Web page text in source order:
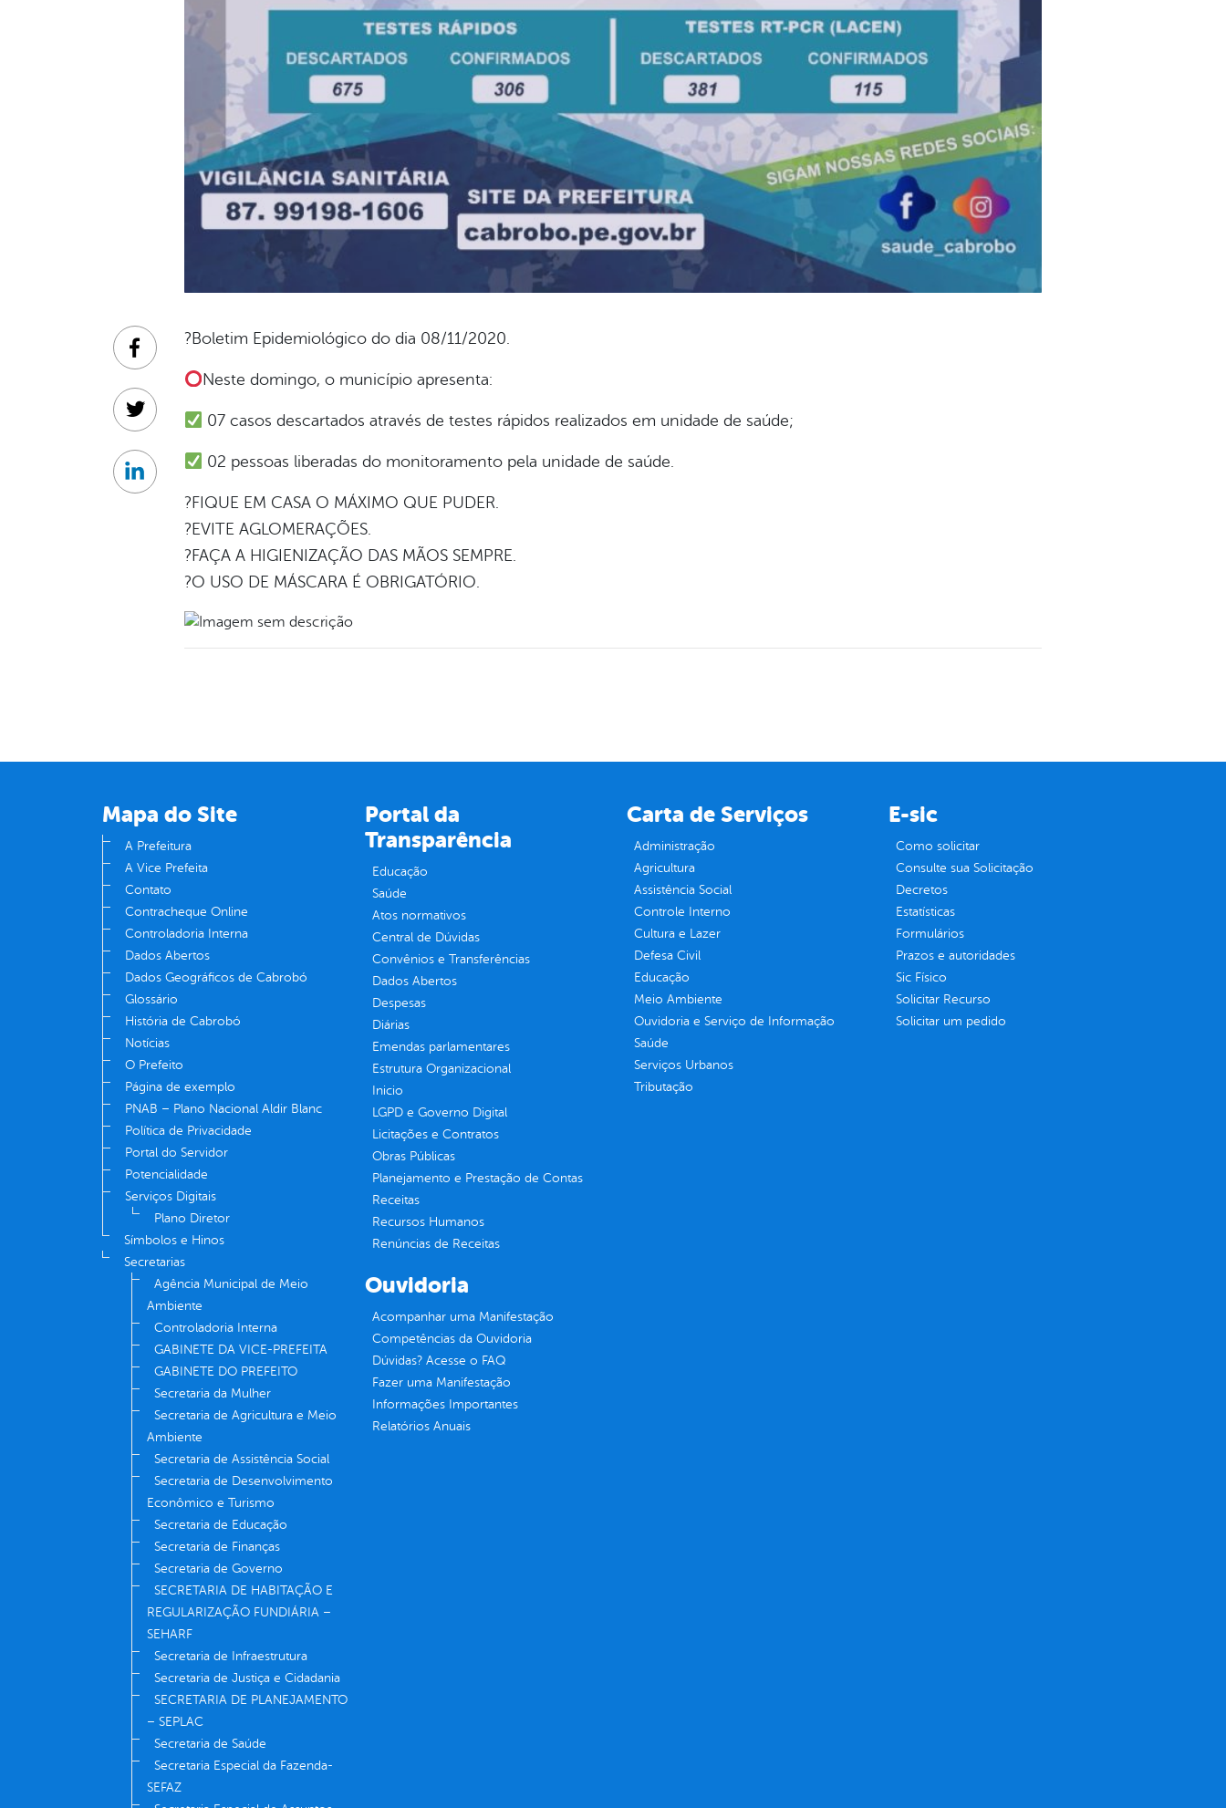
?Boletim Epidemiológico do dia 08/11/2020.
Neste domingo, o município apresenta:
07 casos descartados através de testes rápidos realizados em unidade de saúde;
02 pessoas liberadas do monitoramento pela unidade de saúde.
?FIQUE EM CASA O MÁXIMO QUE PUDER.
?EVITE AGLOMERAÇÕES.
?FAÇA A HIGIENIZAÇÃO DAS MÃOS SEMPRE.
?O USO DE MÁSCARA É OBRIGATÓRIO.
Facebook
Twitter
Linkedin
Mapa do Site
A Prefeitura
A Vice Prefeita
Contato
Contracheque Online
Controladoria Interna
Dados Abertos
Dados Geográficos de Cabrobó
Glossário
História de Cabrobó
Notícias
O Prefeito
Página de exemplo
PNAB – Plano Nacional Aldir Blanc
Política de Privacidade
Portal do Servidor
Potencialidade
Serviços Digitais
Plano Diretor
Símbolos e Hinos
Secretarias
Agência Municipal de Meio
Ambiente
Controladoria Interna
GABINETE DA VICE-PREFEITA
GABINETE DO PREFEITO
Secretaria da Mulher
Secretaria de Agricultura e Meio
Ambiente
Secretaria de Assistência Social
Secretaria de Desenvolvimento
Econômico e Turismo
Secretaria de Educação
Secretaria de Finanças
Secretaria de Governo
SECRETARIA DE HABITAÇÃO E
REGULARIZAÇÃO FUNDIÁRIA –
SEHARF
Secretaria de Infraestrutura
Secretaria de Justiça e Cidadania
SECRETARIA DE PLANEJAMENTO
– SEPLAC
Secretaria de Saúde
Secretaria Especial da Fazenda-
SEFAZ
Portal da
Transparência
Educação
Saúde
Atos normativos
Central de Dúvidas
Convênios e Transferências
Dados Abertos
Despesas
Diárias
Emendas parlamentares
Estrutura Organizacional
Inicio
LGPD e Governo Digital
Licitações e Contratos
Obras Públicas
Planejamento e Prestação de Contas
Receitas
Recursos Humanos
Renúncias de Receitas
Carta de Serviços
Administração
Agricultura
Assistência Social
Controle Interno
Cultura e Lazer
Defesa Civil
Educação
Meio Ambiente
Ouvidoria e Serviço de Informação
Saúde
Serviços Urbanos
Tributação
E-sic
Como solicitar
Consulte sua Solicitação
Decretos
Estatísticas
Formulários
Prazos e autoridades
Sic Físico
Solicitar Recurso
Solicitar um pedido
Ouvidoria
Acompanhar uma Manifestação
Competências da Ouvidoria
Dúvidas? Acesse o FAQ
Fazer uma Manifestação
Informações Importantes
Relatórios Anuais